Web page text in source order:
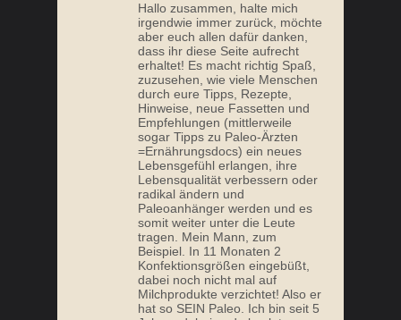
Hallo zusammen, halte mich
irgendwie immer zurück, möchte
aber euch allen dafür danken,
dass ihr diese Seite aufrecht
erhaltet! Es macht richtig Spaß,
zuzusehen, wie viele Menschen
durch eure Tipps, Rezepte,
Hinweise, neue Fassetten und
Empfehlungen (mittlerweile
sogar Tipps zu Paleo-Ärzten
=Ernährungsdocs) ein neues
Lebensgefühl erlangen, ihre
Lebensqualität verbessern oder
radikal ändern und
Paleoanhänger werden und es
somit weiter unter die Leute
tragen. Mein Mann, zum
Beispiel. In 11 Monaten 2
Konfektionsgrößen eingebüßt,
dabei noch nicht mal auf
Milchprodukte verzichtet! Also er
hat so SEIN Paleo. Ich bin seit 5